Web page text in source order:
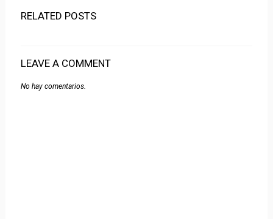
RELATED POSTS
LEAVE A COMMENT
No hay comentarios.